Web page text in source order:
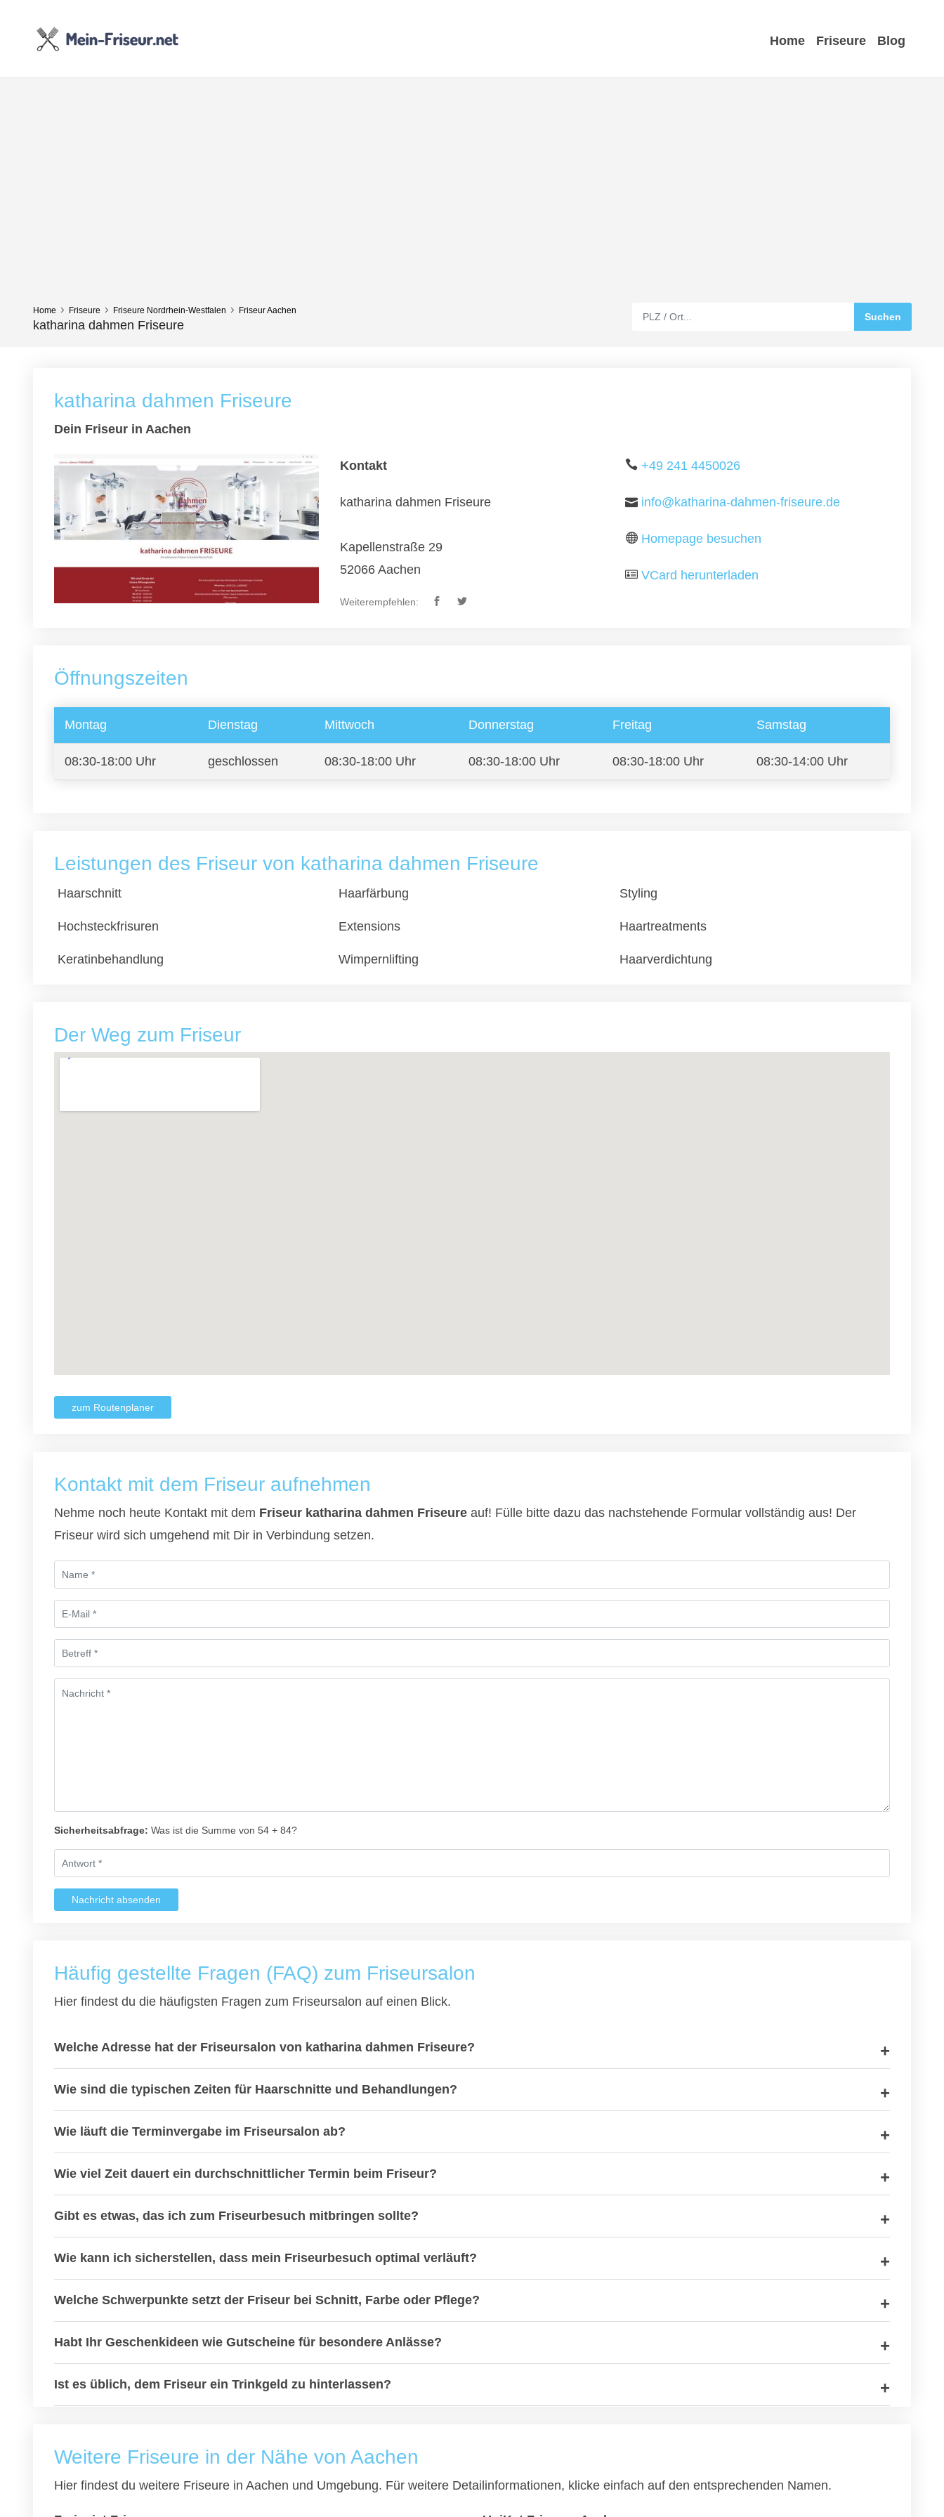
Home Friseure Blog
Home Friseure Friseure Nordrhein-Westfalen Friseur Aachen
katharina dahmen Friseure
katharina dahmen Friseure
Dein Friseur in Aachen
Kontakt
katharina dahmen Friseure
Kapellenstraße 29
52066 Aachen
Weiterempfehlen:
+49 241 4450026
info@katharina-dahmen-friseure.de
Homepage besuchen
VCard herunterladen
Öffnungszeiten
Montag Dienstag Mittwoch Donnerstag Freitag Samstag
08:30-18:00 Uhr geschlossen 08:30-18:00 Uhr 08:30-18:00 Uhr 08:30-18:00 Uhr 08:30-14:00 Uhr
Leistungen des Friseur von katharina dahmen Friseure
Haarschnitt Haarfärbung Styling
Hochsteckfrisuren Extensions Haartreatments
Keratinbehandlung Wimpernlifting Haarverdichtung
Der Weg zum Friseur
zum Routenplaner
Kontakt mit dem Friseur aufnehmen
Nehme noch heute Kontakt mit dem Friseur katharina dahmen Friseure auf! Fülle bitte dazu das nachstehende Formular vollständig aus! Der
Friseur wird sich umgehend mit Dir in Verbindung setzen.
Sicherheitsabfrage: Was ist die Summe von 54 + 84?
Nachricht absenden
Häufig gestellte Fragen (FAQ) zum Friseursalon
Hier findest du die häufigsten Fragen zum Friseursalon auf einen Blick.
Welche Adresse hat der Friseursalon von katharina dahmen Friseure?
Wie sind die typischen Zeiten für Haarschnitte und Behandlungen?
Wie läuft die Terminvergabe im Friseursalon ab?
Wie viel Zeit dauert ein durchschnittlicher Termin beim Friseur?
Gibt es etwas, das ich zum Friseurbesuch mitbringen sollte?
Wie kann ich sicherstellen, dass mein Friseurbesuch optimal verläuft?
Welche Schwerpunkte setzt der Friseur bei Schnitt, Farbe oder Pflege?
Habt Ihr Geschenkideen wie Gutscheine für besondere Anlässe?
Ist es üblich, dem Friseur ein Trinkgeld zu hinterlassen?
Weitere Friseure in der Nähe von Aachen
Hier findest du weitere Friseure in Aachen und Umgebung. Für weitere Detailinformationen, klicke einfach auf den entsprechenden Namen.